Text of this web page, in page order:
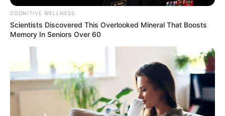
COGNITIVE WELLNESS
Scientists Discovered This Overlooked Mineral That Boosts
Memory In Seniors Over 60